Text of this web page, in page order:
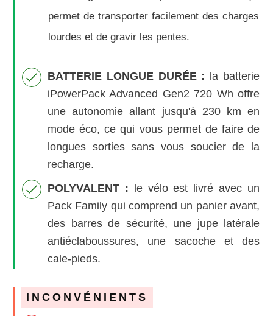
permet de transporter facilement des charges
lourdes et de gravir les pentes.
BATTERIE LONGUE DURÉE : la batterie
iPowerPack Advanced Gen2 720 Wh offre
une autonomie allant jusqu'à 230 km en
mode éco, ce qui vous permet de faire de
longues sorties sans vous soucier de la
recharge.
POLYVALENT : le vélo est livré avec un
Pack Family qui comprend un panier avant,
des barres de sécurité, une jupe latérale
antiéclaboussures, une sacoche et des
cale-pieds.
INCONVÉNIENTS